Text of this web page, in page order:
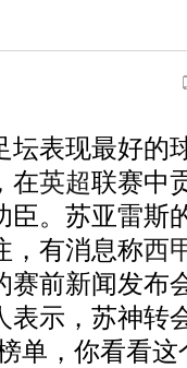
坛表现最好的
在英超联赛中
臣。苏亚雷斯
，有消息称西
赛前新闻发布
表示，苏神转
单，你看看